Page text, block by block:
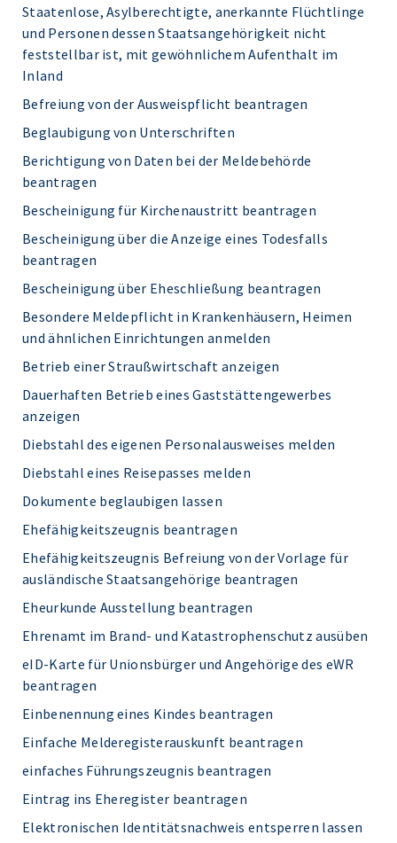
Staatenlose, Asylberechtigte, anerkannte Flüchtlinge
und Personen dessen Staatsangehörigkeit nicht
feststellbar ist, mit gewöhnlichem Aufenthalt im
Inland
Befreiung von der Ausweispflicht beantragen
Beglaubigung von Unterschriften
Berichtigung von Daten bei der Meldebehörde
beantragen
Bescheinigung für Kirchenaustritt beantragen
Bescheinigung über die Anzeige eines Todesfalls
beantragen
Bescheinigung über Eheschließung beantragen
Besondere Meldepflicht in Krankenhäusern, Heimen
und ähnlichen Einrichtungen anmelden
Betrieb einer Straußwirtschaft anzeigen
Dauerhaften Betrieb eines Gaststättengewerbes
anzeigen
Diebstahl des eigenen Personalausweises melden
Diebstahl eines Reisepasses melden
Dokumente beglaubigen lassen
Ehefähigkeitszeugnis beantragen
Ehefähigkeitszeugnis Befreiung von der Vorlage für
ausländische Staatsangehörige beantragen
Eheurkunde Ausstellung beantragen
Ehrenamt im Brand- und Katastrophenschutz ausüben
eID-Karte für Unionsbürger und Angehörige des eWR
beantragen
Einbenennung eines Kindes beantragen
Einfache Melderegisterauskunft beantragen
einfaches Führungszeugnis beantragen
Eintrag ins Eheregister beantragen
Elektronischen Identitätsnachweis entsperren lassen